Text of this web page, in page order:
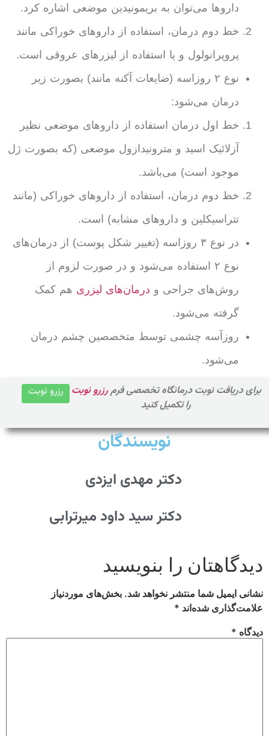
داروها می‌توان به بریمونیدین موضعی اشاره کرد.
خط دوم درمان، استفاده از داروهای خوراکی مانند
پروپرانولول و یا استفاده از لیزرهای عروقی است.
نوع ۲ روزاسه (ضایعات آکنه مانند) بصورت زیر
درمان می‌شود:
خط اول درمان استفاده از داروهای موضعی نظیر
آزلائیک اسید و مترونیدازول موضعی (که بصورت ژل
موجود است) می‌باشد.
خط دوم درمان، استفاده از داروهای خوراکی (مانند
تتراسیکلین و داروهای مشابه) است.
در نوع ۳ روزاسه (تغییر شکل پوست) از درمان‌های
نوع ۲ استفاده می‌شود و در صورت لزوم از
روش‌های جراحی و درمان‌های لیزری هم کمک
گرفته می‌شود.
روزآسه چشمی توسط متخصصین چشم درمان
می‌شود.
برای دریافت نوبت درمانگاه تخصصی فرمرزرو نوبت
را تکمیل کنید
رزرو نوبت
نویسندگان
دکتر مهدی ایزدی
دکتر سید داود میرترابی
دیدگاهتان را بنویسید
نشانی ایمیل شما منتشر نخواهد شد. بخش‌های موردنیاز
علامت‌گذاری شده‌اند *
دیدگاه *